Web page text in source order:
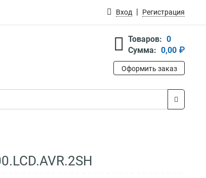
Вход Регистрация
Товаров: 0
Сумма: 0,00 ₽
Оформить заказ